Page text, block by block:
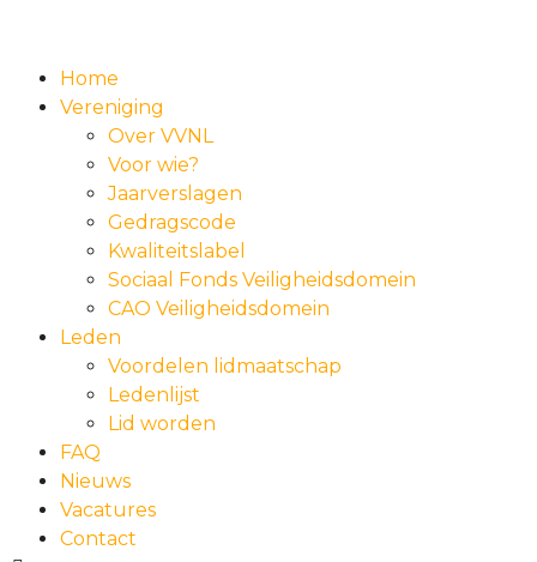
Home
Vereniging
Over VVNL
Voor wie?
Jaarverslagen
Gedragscode
Kwaliteitslabel
Sociaal Fonds Veiligheidsdomein
CAO Veiligheidsdomein
Leden
Voordelen lidmaatschap
Ledenlijst
Lid worden
FAQ
Nieuws
Vacatures
Contact